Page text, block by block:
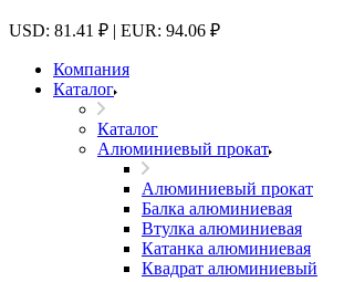
USD: 81.41 ₽ | EUR: 94.06 ₽
Компания
Каталог
Каталог
Алюминиевый прокат
Алюминиевый прокат
Балка алюминиевая
Втулка алюминиевая
Катанка алюминиевая
Квадрат алюминиевый